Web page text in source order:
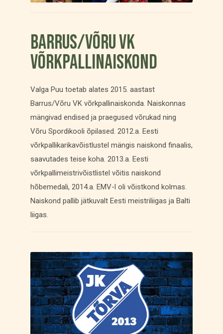
Barrus/Võru VK
võrkpallinaiskond
Valga Puu toetab alates 2015. aastast
Barrus/Võru VK võrkpallinaiskonda. Naiskonnas
mängivad endised ja praegused võrukad ning
Võru Spordikooli õpilased. 2012.a. Eesti
võrkpallikarikavõistlustel mängis naiskond finaalis,
saavutades teise koha. 2013.a. Eesti
võrkpallimeistrivõistlistel võitis naiskond
hõbemedali, 2014.a. EMV-l oli võistkond kolmas.
Naiskond pallib jätkuvalt Eesti meistriliigas ja Balti
liigas.